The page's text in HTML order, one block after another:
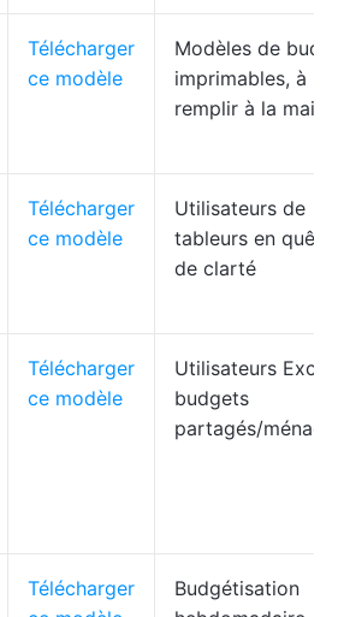
Télécharger
ce modèle
Modèles de
imprimables, à
remplir à la main
Télécharger
ce modèle
Utilisateurs de
tableurs en quête
de clarté
Télécharger
ce modèle
Utilisateurs Excel,
budgets
partagés/
Télécharger
Budgétisation